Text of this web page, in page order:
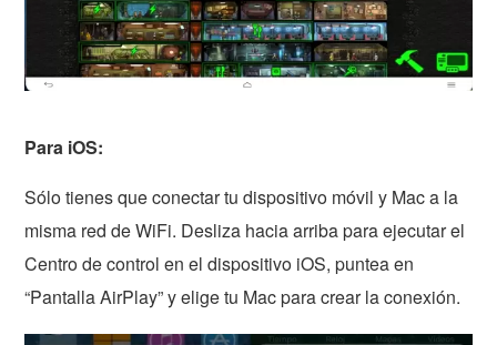
Para iOS:
Sólo tienes que conectar tu dispositivo móvil y Mac a la
misma red de WiFi. Desliza hacia arriba para ejecutar el
Centro de control en el dispositivo iOS, puntea en
“Pantalla AirPlay” y elige tu Mac para crear la conexión.